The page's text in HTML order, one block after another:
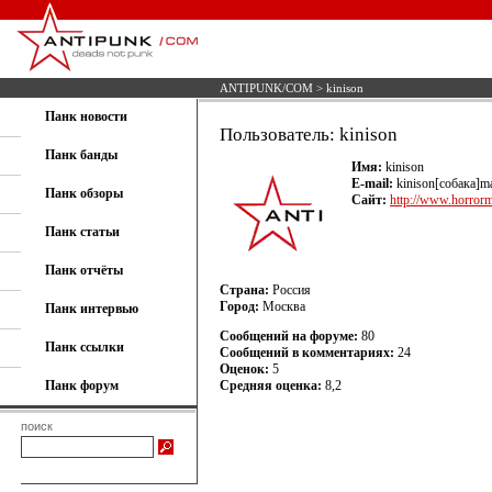
ANTIPUNK/COM > kinison
Панк новости
Панк банды
Панк обзоры
Панк статьи
Панк отчёты
Панк интервью
Панк ссылки
Панк форум
поиск
Пользователь: kinison
Имя: kinison
E-mail:
Сайт: http://
Страна: Россия
Город: Москва
Сообщений на форуме: 80
Сообщений в комментариях: 24
Оценок: 5
Средняя оценка: 8,2